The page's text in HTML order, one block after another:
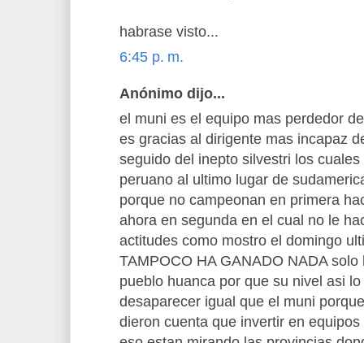
habrase visto...
6:45 p. m.
Anónimo dijo...
el muni es el equipo mas perdedor
es gracias al dirigente mas incapaz
seguido del inepto silvestri los
peruano al ultimo lugar de
porque no campeonan en primera
ahora en segunda en el cual no le
actitudes como mostro el domingo
TAMPOCO HA GANADO NADA
pueblo huanca por que su nivel asi
desaparecer igual que el muni
dieron cuenta que invertir en